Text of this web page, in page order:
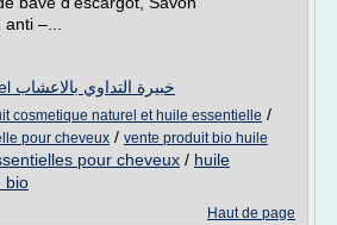
–...
Monia Ghezaiel خبيرة التداوي بالاعشاب
cosmetique naturel et huile essentielle /
pour cheveux / vente produit bio huile
pour cheveux / huile
bio
Haut de page